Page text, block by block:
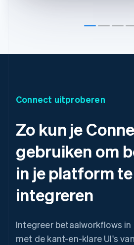
Connect uitproberen
Zo kun je
gebruiken om
in je platform te
integreren
Integreer betaalworkflows
met de kant-en-klare UI's
Australië
English
NederlandsFrançaisDeutschEnglish
Brazilië
PortuguêsEnglish
Bulgarije
Canada